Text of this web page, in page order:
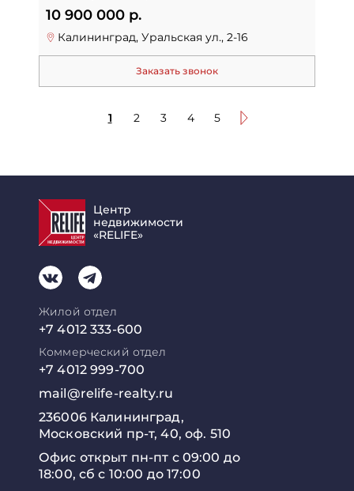
10 900 000 р.
Калининград, Уральская ул., 2-16
Заказать звонок
1 2 3 4 5
Центр
недвижимости
«RELIFE»
Жилой отдел
+7 4012 333-600
Коммерческий отдел
+7 4012 999-700
mail@relife-realty.ru
236006 Калининград,
Московский пр-т, 40, оф. 510
Офис открыт пн-пт с 09:00 до
18:00, сб с 10:00 до 17:00